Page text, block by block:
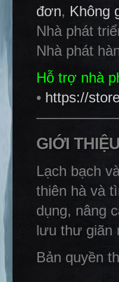
đơn, Không
Nhà phát
Nhà phát
Hỗ trợ nhà
• https://
GIỚI
Lạch bạch
thiên hà và
dụng, nâng
lưu thư giãn
Bản quyền